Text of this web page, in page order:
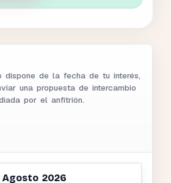
dispone de la fecha de tu interés,
una propuesta de intercambio
por el anfitrión.
Agosto 2026